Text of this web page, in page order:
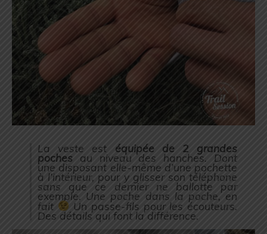
La veste est équipée de 2 grandes
poches au niveau des hanches. Dont
une disposant elle-même d’une pochette
à l’intérieur, pour y glisser son téléphone
sans que ce dernier ne ballotte par
exemple. Une poche dans la poche, en
fait Un passe-fils pour les écouteurs.
Des détails qui font la différence.